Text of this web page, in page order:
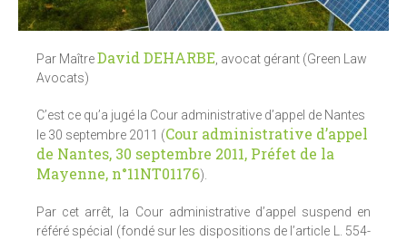
Par MaîtreDavid DEHARBE , avocat gérant (Green Law
Avocats)
C’est ce qu’a jugé la Cour administrative d’appel de Nantes
le 30 septembre 2011 (Cour administrative d’appel
de Nantes, 30 septembre 2011, Préfet de la
Mayenne, n°11NT01176).
Par cet arrêt, la Cour administrative d’appel suspend en
référé spécial (fondé sur les dispositions de l’article L. 554-